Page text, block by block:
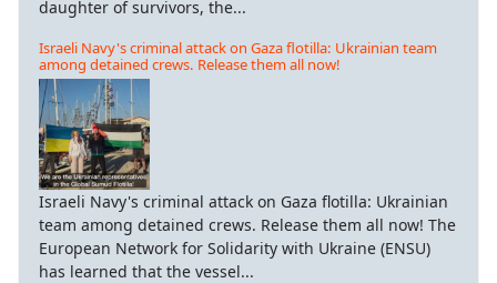
daughter of survivors, the...
Israeli Navy's criminal attack on Gaza flotilla: Ukrainian team
among detained crews. Release them all now!
Israeli Navy's criminal attack on Gaza flotilla: Ukrainian
team among detained crews. Release them all now! The
European Network for Solidarity with Ukraine (ENSU)
has learned that the vessel...